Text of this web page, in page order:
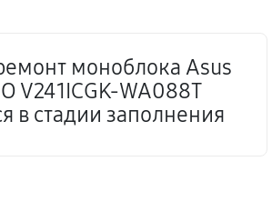
моноблока Asus
V241ICGK-WA088T
в стадии заполнения